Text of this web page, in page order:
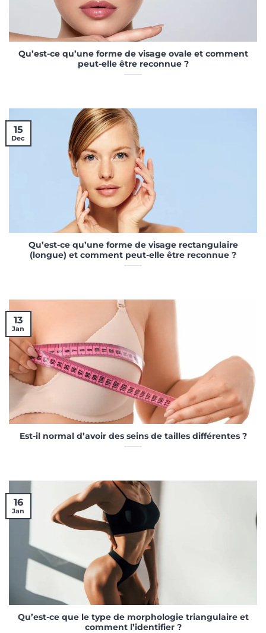
Qu’est-ce qu’une forme de visage ovale et comment
peut-elle être reconnue ?
Qu’est-ce qu’une forme de visage rectangulaire
(longue) et comment peut-elle être reconnue ?
15
Dec
Est-il normal d’avoir des seins de tailles différentes ?
13
Jan
Qu’est-ce que le type de morphologie triangulaire et
comment l’identifier ?
16
Jan